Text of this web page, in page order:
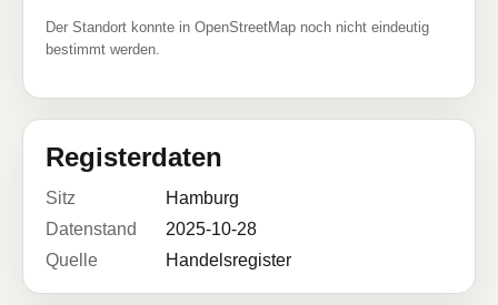
Der Standort konnte in OpenStreetMap noch nicht eindeutig
bestimmt werden.
Registerdaten
Sitz
Hamburg
Datenstand
2025-10-28
Quelle
Handelsregister